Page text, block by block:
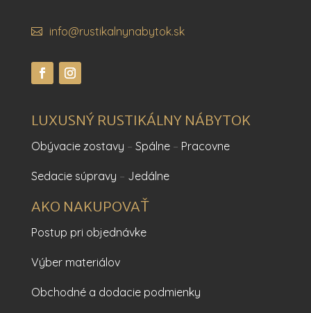
info@rustikalnynabytok.sk
LUXUSNÝ RUSTIKÁLNY NÁBYTOK
Obývacie zostavy – Spálne– Pracovne
Sedacie súpravy – Jedálne
AKO NAKUPOVAŤ
Postup pri objednávke
Výber materiálov
Obchodné a dodacie podmienky